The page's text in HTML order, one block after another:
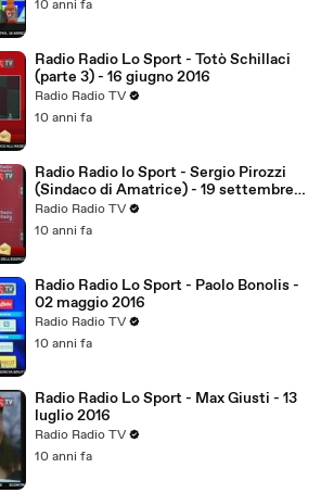
10 anni fa
Radio Radio Lo Sport - Totò Schillaci
(parte 3) - 16 giugno 2016
Radio Radio TV
10 anni fa
Radio Radio lo Sport - Sergio Pirozzi
(Sindaco di Amatrice) - 19 settembre
2016
Radio Radio TV
10 anni fa
Radio Radio Lo Sport - Paolo Bonolis -
02 maggio 2016
Radio Radio TV
10 anni fa
Radio Radio Lo Sport - Max Giusti - 13
luglio 2016
Radio Radio TV
10 anni fa